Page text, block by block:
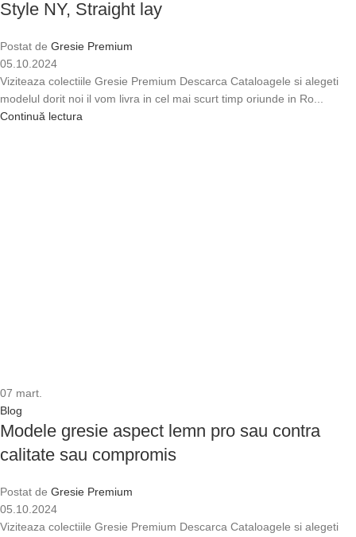
Style NY, Straight lay
Postat de Gresie Premium
05.10.2024
Viziteaza colectiile Gresie Premium Descarca Cataloagele si alegeti
modelul dorit noi il vom livra in cel mai scurt timp oriunde in Ro...
Continuă lectura
07 mart.
Blog
Modele gresie aspect lemn pro sau contra
calitate sau compromis
Postat de Gresie Premium
05.10.2024
Viziteaza colectiile Gresie Premium Descarca Cataloagele si alegeti